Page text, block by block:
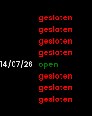
gesloten
gesloten
gesloten
gesloten
07/26
open
gesloten
gesloten
gesloten